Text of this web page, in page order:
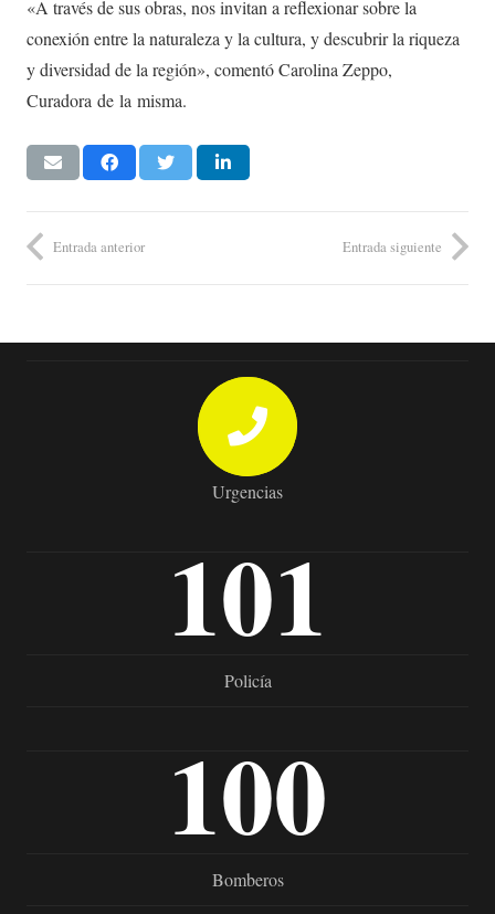
«A través de sus obras, nos invitan a reflexionar sobre la
conexión entre la naturaleza y la cultura, y descubrir la riqueza
y diversidad de la región», comentó Carolina Zeppo,
Curadora de la misma.
Entrada anterior Entrada siguiente
Urgencias
101
Policía
100
Bomberos